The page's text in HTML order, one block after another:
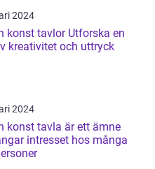
2024
tavlor Utforska en
kreativitet och uttryck
2024
konst tavla är ett ämne
intresset hos många